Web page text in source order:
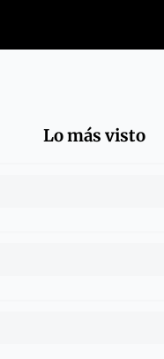
Lo más visto